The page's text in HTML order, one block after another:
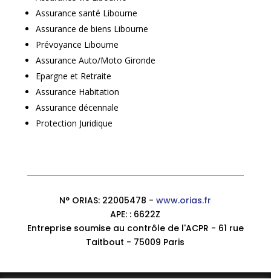
c
e
p
a
s
c
h
e
r
v
n
D
Assurance santé Libourne
Assurance de biens Libourne
Prévoyance Libourne
Assurance Auto/Moto Gironde
Epargne et Retraite
Assurance Habitation
Assurance décennale
Protection Juridique
N° ORIAS: 22005478 -www.orias.fr
APE: : 6622Z
Entreprise soumise au contrôle de l'ACPR - 61 rue
Taitbout - 75009 Paris